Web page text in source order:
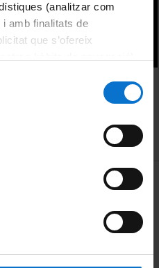
(analitzar com
amb finalitats de
que s’ofereix
del lloc web de la
psicológica en el ámbito
errores
MENÚ PEU 1
Privadesa i termes
Sobre UBtv